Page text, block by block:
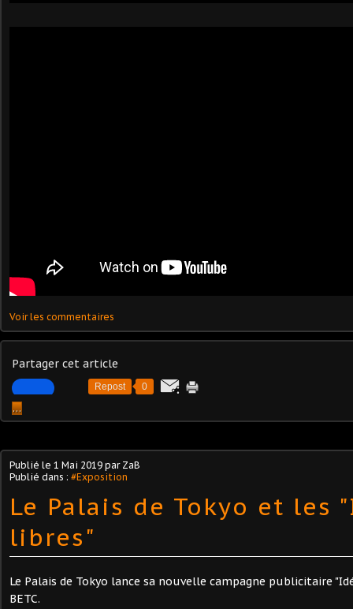
Voir les commentaires
Partager cet article
Repost 0
…
Publié le 1 Mai 2019 par ZaB
Publié dans : #Exposition
Le Palais de Tokyo et les
libres"
Le Palais de Tokyo lance sa nouvelle campagne publicitaire
BETC.